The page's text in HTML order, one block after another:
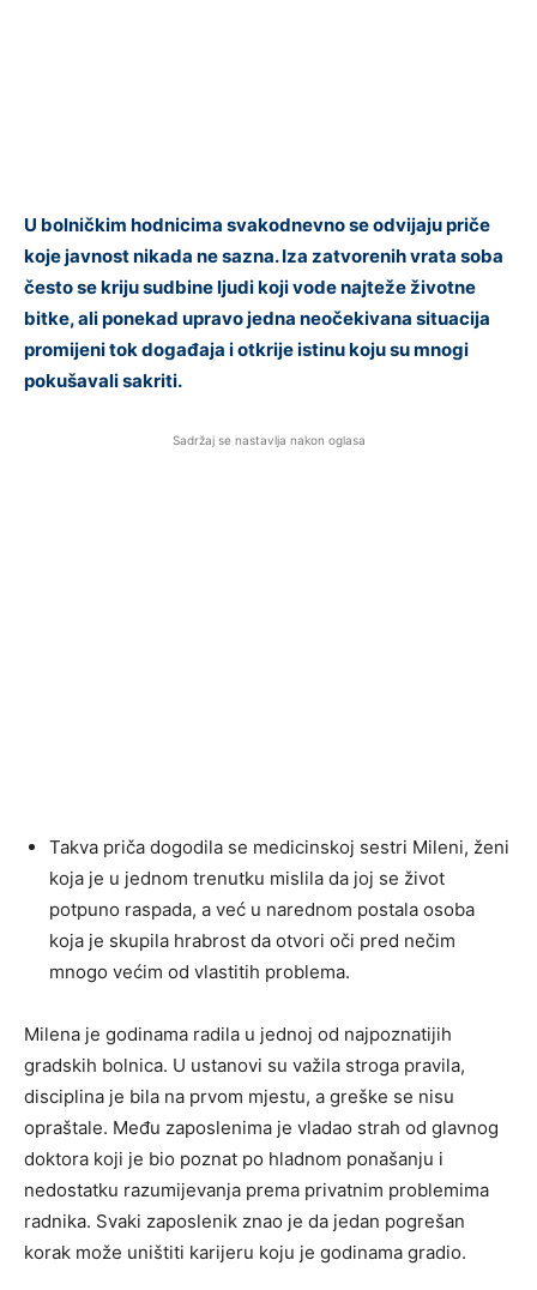
U bolničkim hodnicima svakodnevno se odvijaju priče
koje javnost nikada ne sazna. Iza zatvorenih vrata soba
često se kriju sudbine ljudi koji vode najteže životne
bitke, ali ponekad upravo jedna neočekivana situacija
promijeni tok događaja i otkrije istinu koju su mnogi
pokušavali sakriti.
Sadržaj se nastavlja nakon oglasa
Takva priča dogodila se medicinskoj sestri Mileni, ženi
koja je u jednom trenutku mislila da joj se život
potpuno raspada, a već u narednom postala osoba
koja je skupila hrabrost da otvori oči pred nečim
mnogo većim od vlastitih problema.
Milena je godinama radila u jednoj od najpoznatijih
gradskih bolnica. U ustanovi su važila stroga pravila,
disciplina je bila na prvom mjestu, a greške se nisu
opraštale. Među zaposlenima je vladao strah od glavnog
doktora koji je bio poznat po hladnom ponašanju i
nedostatku razumijevanja prema privatnim problemima
radnika. Svaki zaposlenik znao je da jedan pogrešan
korak može uništiti karijeru koju je godinama gradio.